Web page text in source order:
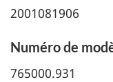
2001081906
Numéro de
765000.931